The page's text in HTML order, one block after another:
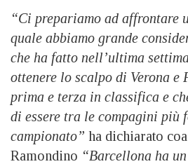
“Ci prepariamo ad affrontare
quale abbiamo grande
che ha fatto nell’ultima
ottenere lo scalpo di Verona e
prima e terza in classifica e
di essere tra le compagini più
campionato” ha dichiarato
Ramondino “Barcellona ha